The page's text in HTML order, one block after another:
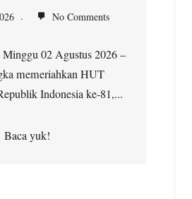
No Comments
02 Agustus 2026 –
memeriahkan HUT
Indonesia ke-81,...
Baca yuk!